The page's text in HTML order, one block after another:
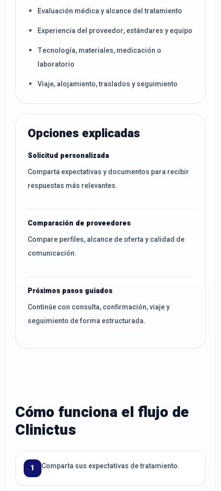
Evaluación médica y alcance del tratamiento
Experiencia del proveedor, estándares y equipo
Tecnología, materiales, medicación o
laboratorio
Viaje, alojamiento, traslados y seguimiento
Opciones explicadas
Solicitud personalizada
Comparta expectativas y documentos para recibir
respuestas más relevantes.
Comparación de proveedores
Compare perfiles, alcance de oferta y calidad de
comunicación.
Próximos pasos guiados
Continúe con consulta, confirmación, viaje y
seguimiento de forma estructurada.
Cómo funciona el flujo de
Clinictus
1 Comparta sus expectativas de tratamiento.